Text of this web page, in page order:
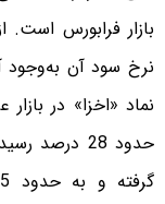
بازار فرابورس است.
نرخ سود آن به‌وجود
نماد «‌اخزا» در